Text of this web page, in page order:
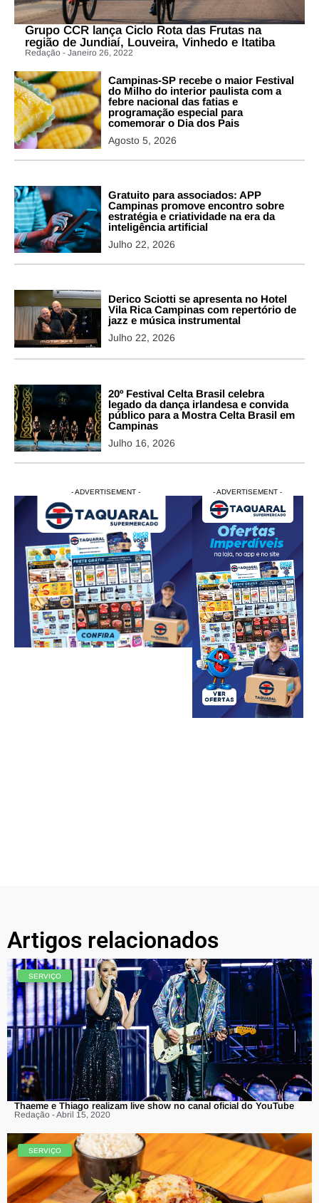
Grupo CCR lança Ciclo Rota das Frutas na
região de Jundiaí, Louveira, Vinhedo e Itatiba
Redação - Janeiro 26, 2022
Campinas-SP recebe o maior Festival
do Milho do interior paulista com a
febre nacional das fatias e
programação especial para
comemorar o Dia dos Pais
Agosto 5, 2026
Gratuito para associados: APP
Campinas promove encontro sobre
estratégia e criatividade na era da
inteligência artificial
Julho 22, 2026
Derico Sciotti se apresenta no Hotel
Vila Rica Campinas com repertório de
jazz e música instrumental
Julho 22, 2026
20º Festival Celta Brasil celebra
legado da dança irlandesa e convida
público para a Mostra Celta Brasil em
Campinas
Julho 16, 2026
- ADVERTISEMENT - -
- ADVERTISEMENT - - ADVERTISEMENT -
Artigos relacionados
SERVIÇO
Thaeme e Thiago realizam live show no canal oficial do YouTube
Redação - Abril 15, 2020
SERVIÇO